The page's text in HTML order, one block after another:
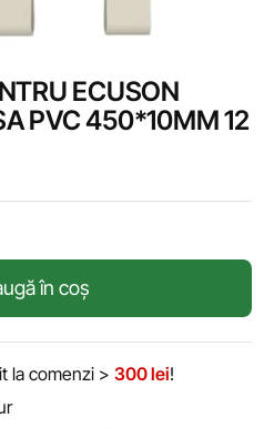
ECUSON
PVC 450*10MM 12
în coș
la comenzi > 300 lei!